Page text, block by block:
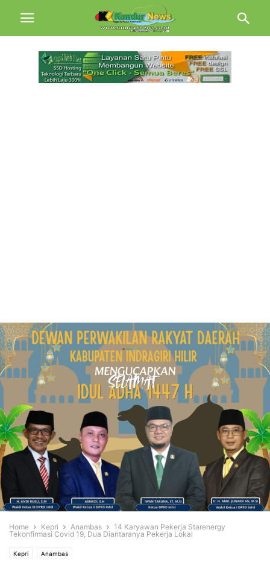
Home Kepri Anambas
14 Karyawan Pekerja Starenergy
Tekonfirmasi Covid 19, Dua Diantaranya Pekerja Lokal
Kepri Anambas